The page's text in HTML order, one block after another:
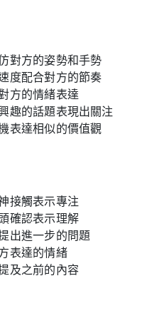
對方的姿勢和手勢
度配合對方的節奏
方的情緒表達
趣的話題表現出關注
表達相似的價值觀
接觸表示專注
確認表示理解
出進一步的問題
表達的情緒
及之前的內容